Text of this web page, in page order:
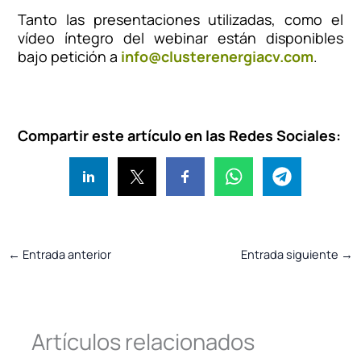
Tanto las presentaciones utilizadas, como el
vídeo íntegro del webinar están disponibles
bajo petición a info@clusterenergiacv.com.
Compartir este artículo en las Redes Sociales:
← Entrada anterior Entrada siguiente →
Artículos relacionados